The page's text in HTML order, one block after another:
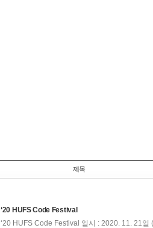
제목
‘20 HUFS Code Festival
‘20 HUFS Code Festival 일시 : 2020. 11. 21일